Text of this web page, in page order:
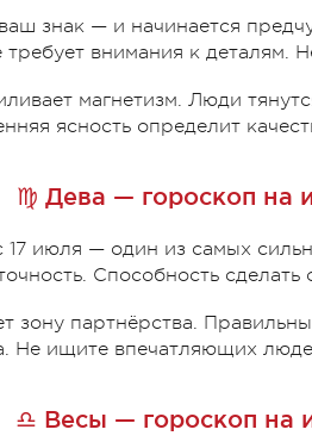
знак — и начинается
внимания к деталям.
магнетизм. Люди
ясность определит
♍ Дева — гороскоп на
июля — один из самых
Способность
зону партнёрства.
Не ищите впечатляющих
♎ Весы — гороскоп на